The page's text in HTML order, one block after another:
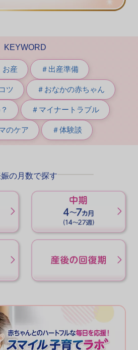
KEYWORD
お産 ＃出産準備
ツ ＃おなかの赤ちゃん
＃マイナートラブル
のケア ＃体験談
の月数で探す